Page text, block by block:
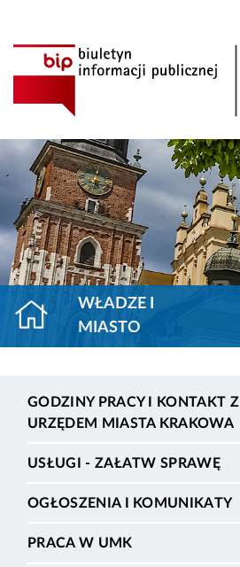
WŁADZE I
MIASTO
GODZINY PRACY I KONTAKT Z
URZĘDEM MIASTA KRAKOWA
USŁUGI - ZAŁATW SPRAWĘ
OGŁOSZENIA I KOMUNIKATY
PRACA W UMK